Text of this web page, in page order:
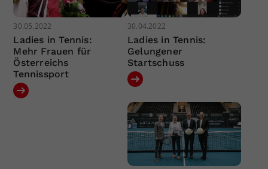
30.05.2022
Ladies in Tennis:
Mehr Frauen für
Österreichs
Tennissport
30.04.2022
Ladies in Tennis:
Gelungener
Startschuss